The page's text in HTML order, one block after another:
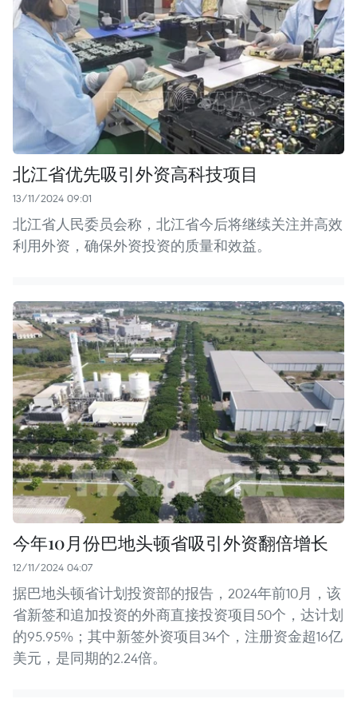
北江省优先吸引外资高科技项目
13/11/2024 09:01
北江省人民委员会称，北江省今后将继续关注并高效
利用外资，确保外资投资的质量和效益。 ​
今年10月份巴地头顿省吸引外资翻倍增长
12/11/2024 04:07
据巴地头顿省计划投资部的报告，2024年前10月，该
省新签和追加投资的外商直接投资项目50个，达计划
的95.95%；其中新签外资项目34个，注册资金超16亿
美元，是同期的2.24倍。